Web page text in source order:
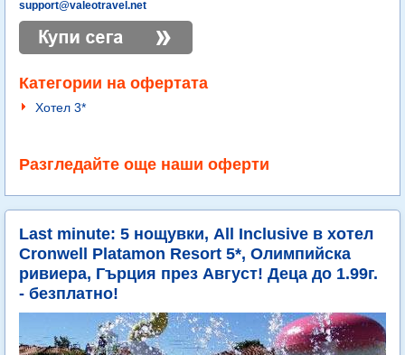
support@valeotravel.net
Категории на офертата
Хотел 3*
Разгледайте още наши оферти
Last minute: 5 нощувки, All Inclusive в хотел
Cronwell Platamon Resort 5*, Олимпийска
ривиера, Гърция през Август! Деца до 1.99г.
- безплатно!